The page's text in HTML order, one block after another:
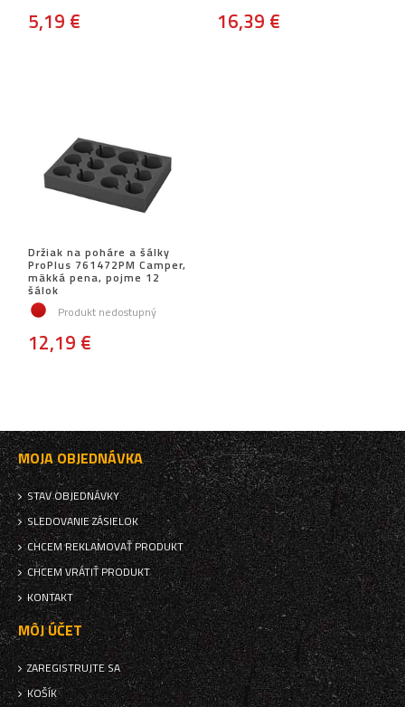
5,19 € 16,39 €
Držiak na poháre a šálky
ProPlus 761472PM Camper,
mäkká pena, pojme 12
šálok
Produkt nedostupný
12,19 €
MOJA OBJEDNÁVKA
STAV OBJEDNÁVKY
SLEDOVANIE ZÁSIELOK
CHCEM REKLAMOVAŤ PRODUKT
CHCEM VRÁTIŤ PRODUKT
KONTAKT
MÔJ ÚČET
ZAREGISTRUJTE SA
KOŠÍK